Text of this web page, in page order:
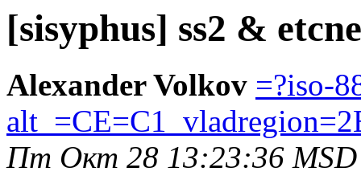
[sisyphus] ss2 &
Alexander Volkov =?iso-
Пт Окт 28 13:23:36 MSD